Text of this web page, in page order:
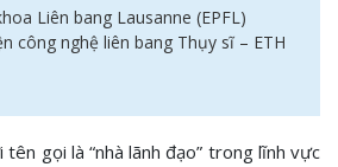
Liên bang Lausanne (EPFL)
công nghệ liên bang Thụy sĩ – ETH
gọi là “nhà lãnh đạo” trong lĩnh vực